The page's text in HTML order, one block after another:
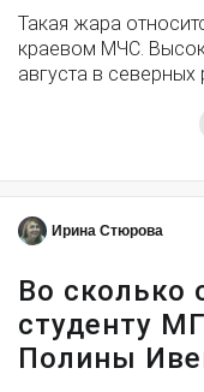
Такая жара
краевом МЧС.
августа в северных
Ирина Стюрова
Во сколько
студенту
Полины